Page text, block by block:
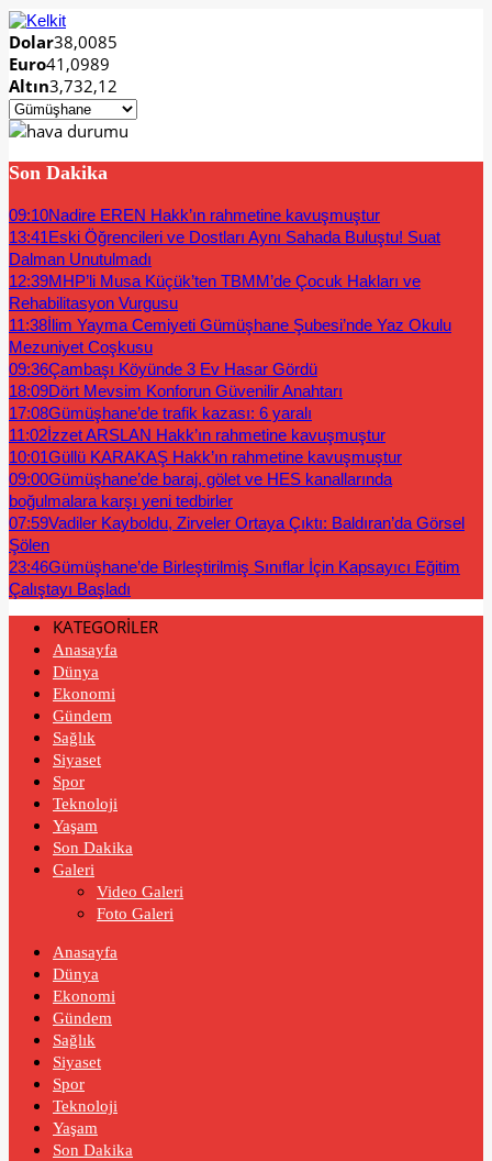
Dolar38,0085
Euro41,0989
Altın3,732,12
Son Dakika
09:10Nadire EREN Hakk’ın rahmetine kavuşmuştur
13:41Eski Öğrencileri ve Dostları Aynı Sahada Buluştu! Suat
Dalman Unutulmadı
12:39MHP’li Musa Küçük’ten TBMM’de Çocuk Hakları ve
Rehabilitasyon Vurgusu
11:38İlim Yayma Cemiyeti Gümüşhane Şubesi’nde Yaz Okulu
Mezuniyet Coşkusu
09:36Çambaşı Köyünde 3 Ev Hasar Gördü
18:09Dört Mevsim Konforun Güvenilir Anahtarı
17:08Gümüşhane’de trafik kazası: 6 yaralı
11:02İzzet ARSLAN Hakk’ın rahmetine kavuşmuştur
10:01Güllü KARAKAŞ Hakk’ın rahmetine kavuşmuştur
09:00Gümüşhane’de baraj, gölet ve HES kanallarında
boğulmalara karşı yeni tedbirler
07:59Vadiler Kayboldu, Zirveler Ortaya Çıktı: Baldıran’da Görsel
Şölen
23:46Gümüşhane’de Birleştirilmiş Sınıflar İçin Kapsayıcı Eğitim
Çalıştayı Başladı
KATEGORİLER
Anasayfa
Dünya
Ekonomi
Gündem
Sağlık
Siyaset
Spor
Teknoloji
Yaşam
Son Dakika
Galeri
Video Galeri
Foto Galeri
Anasayfa
Dünya
Ekonomi
Gündem
Sağlık
Siyaset
Spor
Teknoloji
Yaşam
Son Dakika